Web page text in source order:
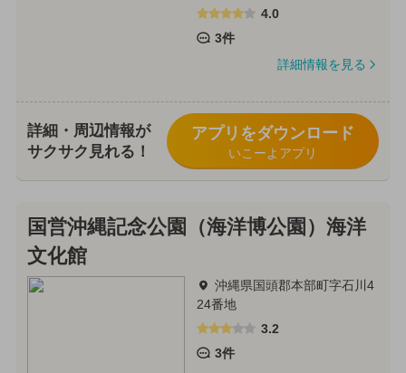
4.0
3件
詳細情報を見る
詳細・周辺情報が
サクサク見れる！
アプリをダウンロード
いこーよアプリ
国営沖縄記念公園（海洋博公園）海洋
文化館
沖縄県国頭郡本部町字石川4
24番地
3.2
3件